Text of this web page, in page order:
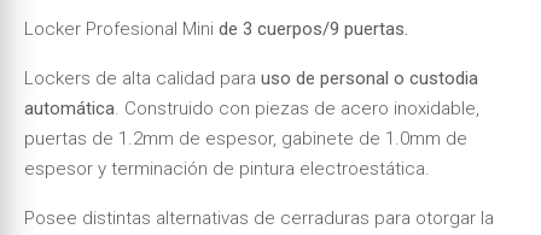
Locker Profesional Mini de 3 cuerpos/9 puertas.
Lockers de alta calidad para uso de personal o custodia
automática. Construido con piezas de acero inoxidable,
puertas de 1.2mm de espesor, gabinete de 1.0mm de
espesor y terminación de pintura electroestática.
Posee distintas alternativas de cerraduras para otorgar la